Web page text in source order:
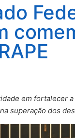
em fortalecer
superação dos